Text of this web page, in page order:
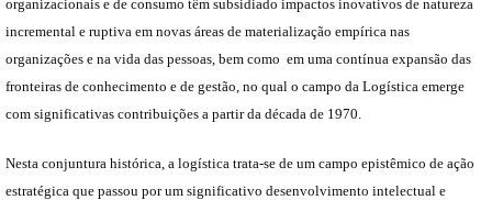
organizacionais e de consumo têm subsidiado impactos inovativos de natureza
incremental e ruptiva em novas áreas de materialização empírica nas
organizações e na vida das pessoas, bem como em uma contínua expansão das
fronteiras de conhecimento e de gestão, no qual o campo da Logística emerge
com significativas contribuições a partir da década de 1970.
Nesta conjuntura histórica, a logística trata-se de um campo epistêmico de ação
estratégica que passou por um significativo desenvolvimento intelectual e